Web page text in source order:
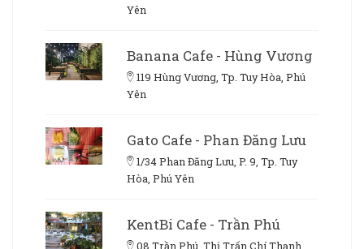
Yên
Banana Cafe - Hùng Vương
119 Hùng Vương, Tp. Tuy Hòa, Phú
Yên
Gato Cafe - Phan Đăng Lưu
1/34 Phan Đăng Lưu, P. 9, Tp. Tuy
Hòa, Phú Yên
KentBi Cafe - Trần Phú
08 Trần Phú, Thị Trấn Chí Thạnh,